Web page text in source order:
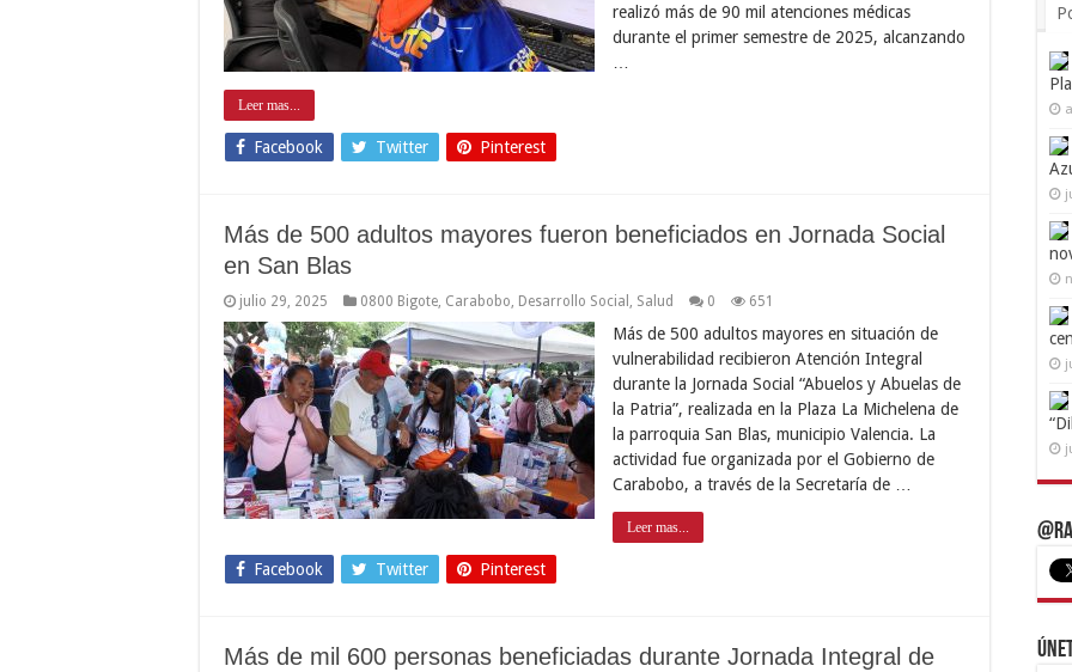
realizó más de 90 mil atenciones médicas
durante el primer semestre de 2025, alcanzando
Leer mas...
Facebook Twitter Pinterest
Más de 500 adultos mayores fueron beneficiados en Jornada Social
en San Blas
julio 29, 2025 0800 Bigote Carabobo Desarrollo Social Salud 0 651
Más de 500 adultos mayores en situación de
vulnerabilidad recibieron Atención Integral
durante la Jornada Social “Abuelos y Abuelas de
la Patria”, realizada en la Plaza La Michelena de
la parroquia San Blas, municipio Valencia. La
actividad fue organizada por el Gobierno de
Carabobo, a través de la Secretaría de …
Leer mas...
Facebook Twitter Pinterest
Más de mil 600 personas beneficiadas durante Jornada Integral de